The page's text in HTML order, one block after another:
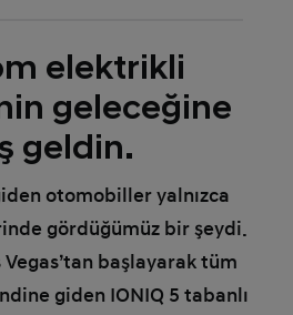
elektrikli
geleceğine
geldin.
otomobiller yalnızca
gördüğümüz bir şeydi.
Vegas’tan başlayarak tüm
giden IONIQ 5 tabanlı